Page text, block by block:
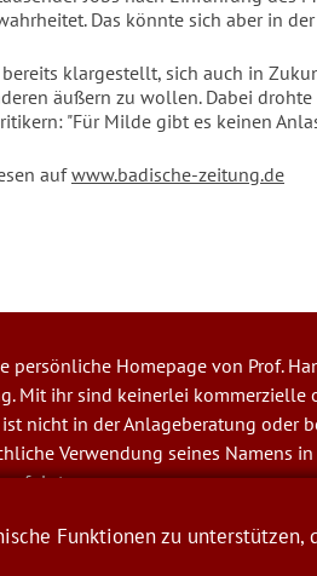
Das könnte sich aber in
klargestellt, sich auch in
äußern zu wollen. Dabei
"Für Milde gibt es keinen
aufwww.badische-zeitung.de
persönliche Homepage von Prof.
Mit ihr sind keinerlei kommerzielle
ist nicht in der Anlageberatung oder
Verwendung seines Namens
Sinn
Funktionen zu